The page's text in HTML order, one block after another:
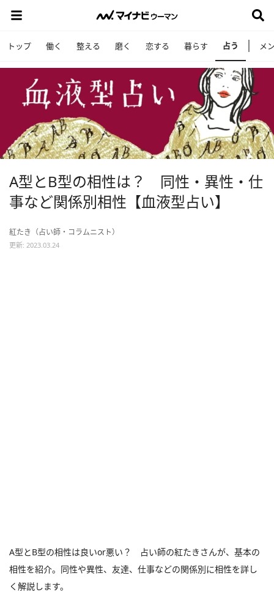
トップ 働く 整える 磨く 恋する 暮らす 占う メ
A型とB型の相性は？ 同性・異性・仕
事など関係別相性【血液型占い】
紅たき（占い師・コラムニスト）
更新: 2023.03.24
A型とB型の相性は良いor悪い？ 占い師の紅たきさんが、基本の
相性を紹介。同性や異性、友達、仕事などの関係別に相性を詳し
く解説します。